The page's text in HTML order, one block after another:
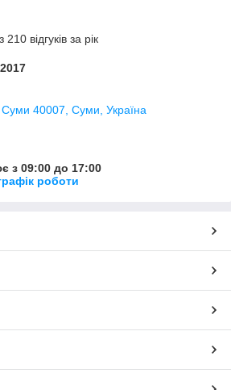
відгуків за рік
Суми 40007, Суми, Україна
з 09:00 до 17:00
роботи